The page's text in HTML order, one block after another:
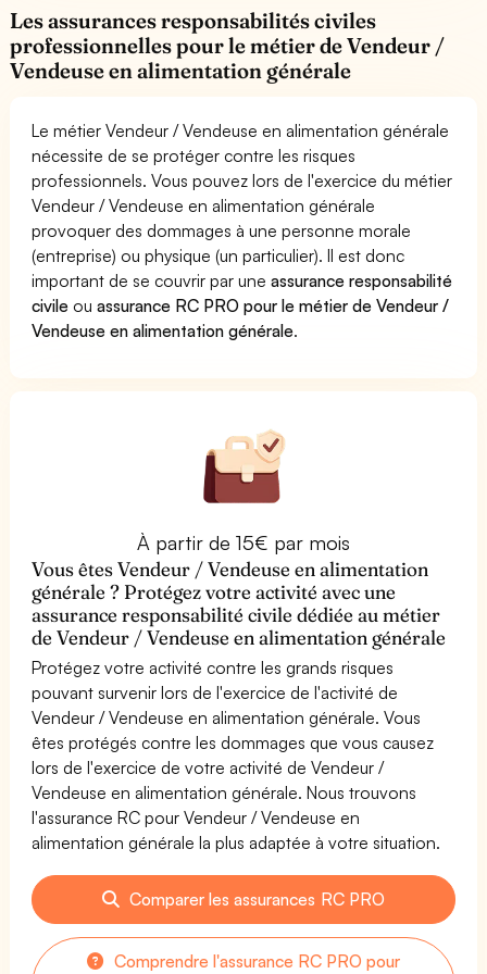
Les assurances responsabilités civiles
professionnelles pour le métier de Vendeur /
Vendeuse en alimentation générale
Le métier Vendeur / Vendeuse en alimentation générale
nécessite de se protéger contre les risques
professionnels. Vous pouvez lors de l'exercice du métier
Vendeur / Vendeuse en alimentation générale
provoquer des dommages à une personne morale
(entreprise) ou physique (un particulier). Il est donc
important de se couvrir par uneassurance responsabilité
civile ouassurance RC PRO pour le métier de Vendeur /
Vendeuse en alimentation générale.
À partir de 15€ par mois
Vous êtes Vendeur / Vendeuse en alimentation
générale ? Protégez votre activité avec une
assurance responsabilité civile dédiée au métier
de Vendeur / Vendeuse en alimentation générale
Protégez votre activité contre les grands risques
pouvant survenir lors de l'exercice de l'activité de
Vendeur / Vendeuse en alimentation générale. Vous
êtes protégés contre les dommages que vous causez
lors de l'exercice de votre activité de Vendeur /
Vendeuse en alimentation générale. Nous trouvons
l'assurance RC pour Vendeur / Vendeuse en
alimentation générale la plus adaptée à votre situation.
Comparer les assurances RC PRO
Comprendre l'assurance RC PRO pour